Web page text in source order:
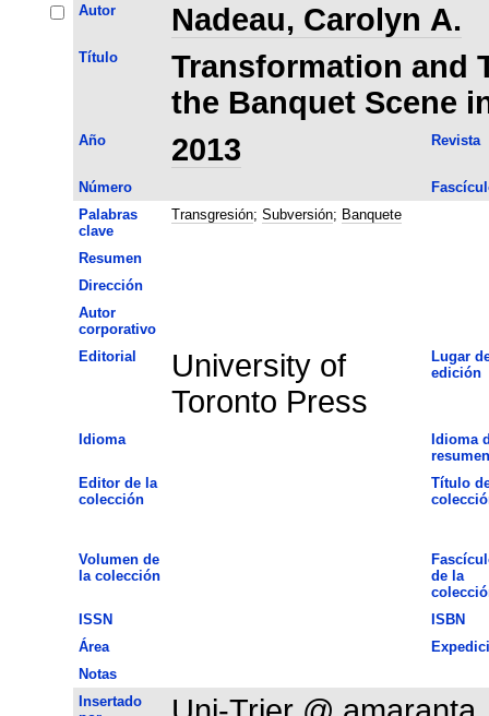
Autor Nadeau, Carolyn A.
Título
Transformation and
the Banquet Scene
Año 2013 Revista
Número
Palabras
clave
Transgresión; Subversión; Banquete
Resumen
Dirección
Autor
corporativo
Editorial
University of
Toronto Press
Lugar
edición
Idioma
Idioma
resumen
Editor de la
colección
Título
Volumen de
la colección
de la
ISSN
ISBN
Área
Notas
Insertado